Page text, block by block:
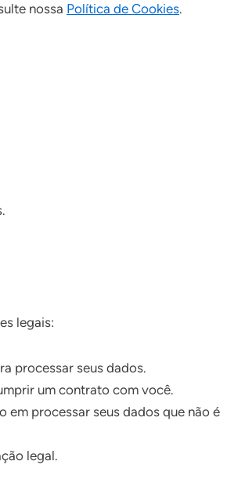
nossa Política de Cookies.
legais:
processar seus dados.
um contrato com você.
em processar seus dados que não é
legal.